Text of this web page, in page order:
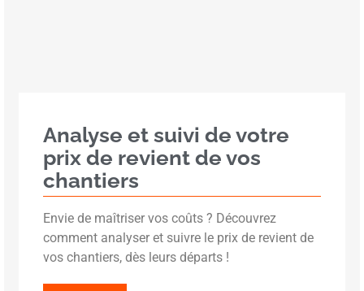
Analyse et suivi de votre
prix de revient de vos
chantiers
Envie de maîtriser vos coûts ? Découvrez
comment analyser et suivre le prix de revient de
vos chantiers, dès leurs départs !